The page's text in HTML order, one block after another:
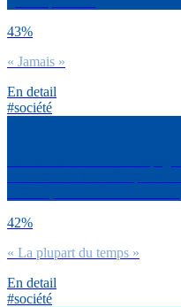
43%
« Jamais »
En detail
#société
42%
« La plupart du temps »
En detail
#société